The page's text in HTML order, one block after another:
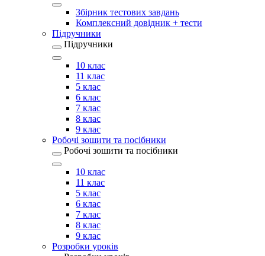
Збірник тестових завдань
Комплексний довідник + тести
Підручники
Підручники
10 клас
11 клас
5 клас
6 клас
7 клас
8 клас
9 клас
Робочі зошити та посібники
Робочі зошити та посібники
10 клас
11 клас
5 клас
6 клас
7 клас
8 клас
9 клас
Розробки уроків